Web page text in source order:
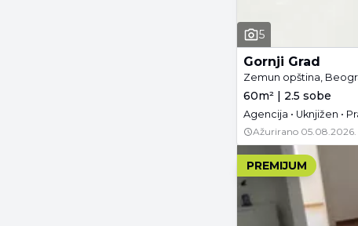
5
Gornji Grad
Zemun opština,
60m² | 2.5 sobe
Agencija • Uknjižen •
Ažurirano 05.08.2026.
PREMIJUM